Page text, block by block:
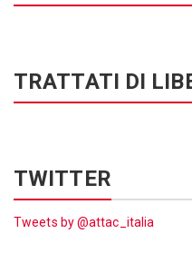
TRATTATI DI
TWITTER
Tweets by @attac_italia